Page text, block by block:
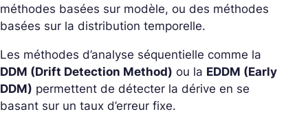
méthodes basées sur modèle, ou des méthodes
basées sur la distribution temporelle.
Les méthodes d’analyse séquentielle comme la
DDM (Drift Detection Method) ou la EDDM (Early
DDM) permettent de détecter la dérive en se
basant sur un taux d’erreur fixe.